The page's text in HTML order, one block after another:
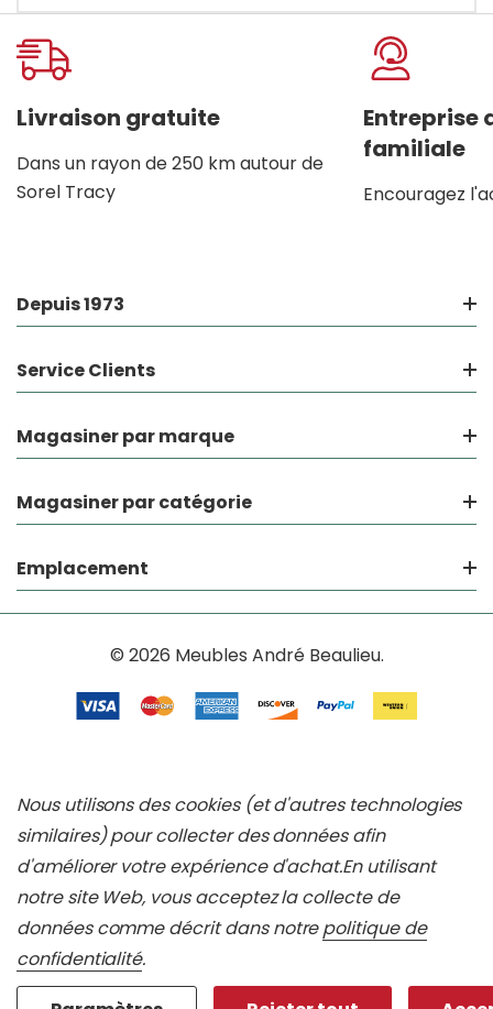
Onglet
personnalisé
Livraison gratuite
Dans un rayon de 250 km autour de
Sorel Tracy
Entreprise
familiale
Encouragez
Depuis 1973
Service Clients
Magasiner par marque
Magasiner par catégorie
Emplacement
© 2026 Meubles André Beaulieu.
Nous utilisons des cookies (et d'autres technologies
similaires) pour collecter des données afin
d'améliorer votre expérience d'achat.En utilisant
notre site Web, vous acceptez la collecte de
données comme décrit dans notrepolitique de
confidentialité.